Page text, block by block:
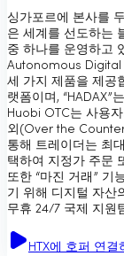
싱가포르에 본사를
은 세계를 선도하는
중 하나를 운영하고
Autonomous Digital
세 가지 제품을 제공
랫폼이며, “HADAX”
Huobi OTC는 사용
외(Over the
통해 트레이더는 최
택하여 지정가 주문
또한 “마진 거래” 기
기 위해 디지털 자산
무휴 24/7 국제 지원
HTX에 호퍼 연